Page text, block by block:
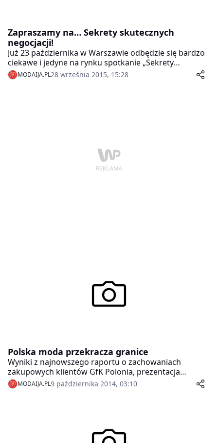
Zapraszamy na… Sekrety skutecznych
negocjacji!
Już 23 października w Warszawie odbędzie się bardzo
ciekawe i jedyne na rynku spotkanie „Sekrety
skutecznych negocjacji”, ze światowej sławy
ekspertem Rogerem Dawsonem!
MODAIJA.PL28 września 2015, 15:28
Polska moda przekracza granice
Wyniki z najnowszego raportu o zachowaniach
zakupowych klientów GfK Polonia, prezentacja
strategii eksportowych oraz nowoczesne technologie,
które pomagają w poszerzaniu grupy klientów o
MODAIJA.PL9 października 2014, 03:10